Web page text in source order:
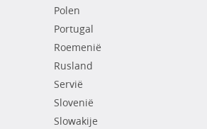
Polen
Portugal
Roemenië
Rusland
Servië
Slovenië
Slowakije